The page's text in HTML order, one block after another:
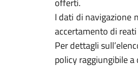
offerti.
I dati di navigazione
accertamento di
Per dettagli
policy raggiungibile